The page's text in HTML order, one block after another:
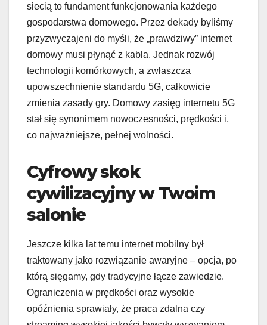
siecią to fundament funkcjonowania każdego
gospodarstwa domowego. Przez dekady byliśmy
przyzwyczajeni do myśli, że „prawdziwy” internet
domowy musi płynąć z kabla. Jednak rozwój
technologii komórkowych, a zwłaszcza
upowszechnienie standardu 5G, całkowicie
zmienia zasady gry. Domowy zasięg internetu 5G
stał się synonimem nowoczesności, prędkości i,
co najważniejsze, pełnej wolności.
Cyfrowy skok
cywilizacyjny w Twoim
salonie
Jeszcze kilka lat temu internet mobilny był
traktowany jako rozwiązanie awaryjne – opcja, po
którą sięgamy, gdy tradycyjne łącze zawiedzie.
Ograniczenia w prędkości oraz wysokie
opóźnienia sprawiały, że praca zdalna czy